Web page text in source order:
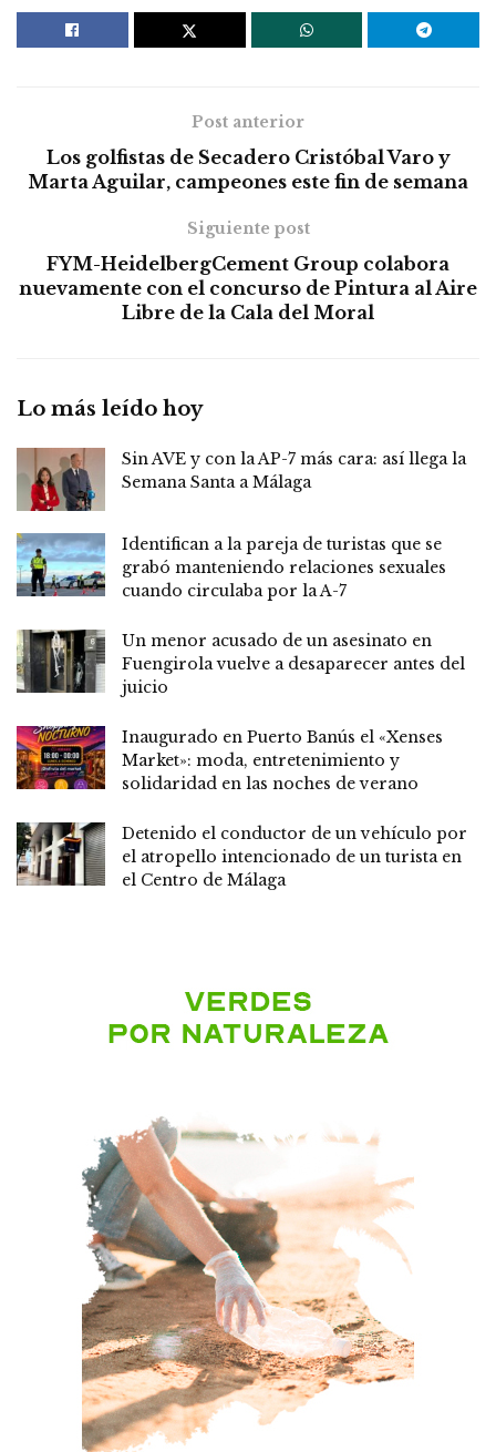
Post anterior
Los golfistas de Secadero Cristóbal Varo y
Marta Aguilar, campeones este fin de semana
Siguiente post
FYM-HeidelbergCement Group colabora
nuevamente con el concurso de Pintura al Aire
Libre de la Cala del Moral
Lo más leído hoy
Sin AVE y con la AP-7 más cara: así llega la
Semana Santa a Málaga
Identifican a la pareja de turistas que se
grabó manteniendo relaciones sexuales
cuando circulaba por la A-7
Un menor acusado de un asesinato en
Fuengirola vuelve a desaparecer antes del
juicio
Inaugurado en Puerto Banús el «Xenses
Market»: moda, entretenimiento y
solidaridad en las noches de verano
Detenido el conductor de un vehículo por
el atropello intencionado de un turista en
el Centro de Málaga